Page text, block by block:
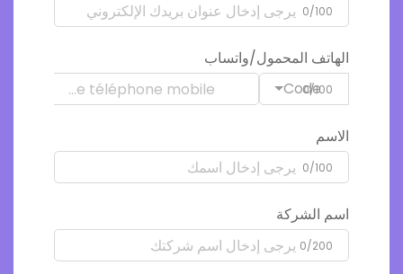
0/100
الهاتف المحمول/واتساب
Code
0/100
الاسم
0/100
اسم الشركة
0/200